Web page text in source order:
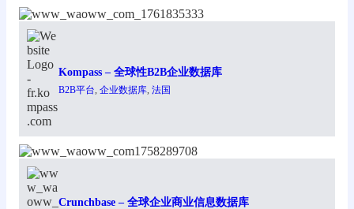
Kompass – 全球性B2B企业数据库
B2B平台 企业数据库 法国
Crunchbase – 全球企业商业信息数据库